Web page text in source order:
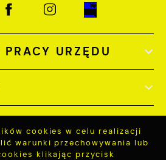
URZĘDU
cookies w celu realizacji
warunki przechowywania lub
klikając przycisk